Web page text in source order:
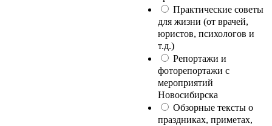
Практические советы
для жизни (от врачей,
юристов, психологов и
т.д.)
Репортажи и
фоторепортажи с
мероприятий
Новосибирска
Обзорные тексты о
праздниках, приметах,